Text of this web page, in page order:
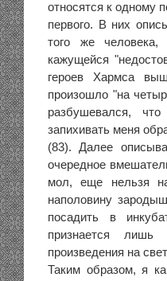
относятся к одному
первого. В них
того же
кажущейся
героев Хармса
произошло "на
разбушевался,
запихивать меня
(83). Далее
очередное
мол, еще нельзя
наполовину
посадить в
признается
произведения на
Таким образом, я